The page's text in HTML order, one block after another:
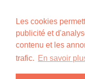
Les cookies
publicité et
contenu et les
trafic. En savoir